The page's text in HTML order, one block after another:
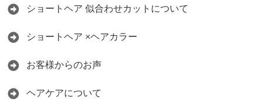
ショートヘア 似合わせカットについて
ショートヘア ×ヘアカラー
お客様からのお声
ヘアケアについて